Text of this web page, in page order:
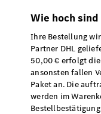
Wie hoch
Ihre Bestellung
Partner DHL
50,00 € erfolgt
ansonsten fallen
Paket an. Die
werden im